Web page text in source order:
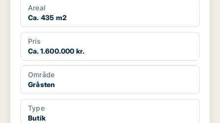
Areal
Ca. 435 m2
Pris
Ca. 1.600.000 kr.
Område
Gråsten
Type
Butik